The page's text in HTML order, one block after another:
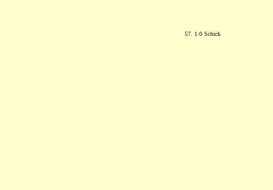
57. 1:0 Schick